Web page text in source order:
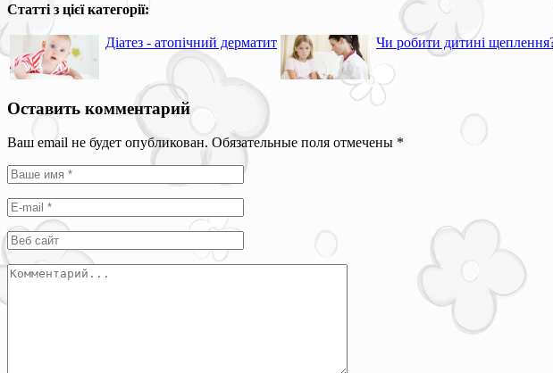
Статті з цієї категорії:
Діатез - атопічний дерматит Чи робити дитині
Оставить комментарий
Ваш email не будет опубликован. Обязательные поля отмечены *